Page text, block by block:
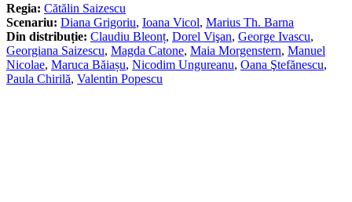
Regia: Cătălin Saizescu
Scenariu: Diana Grigoriu, Ioana Vicol, Marius Th. Barna
Din distribuție: Claudiu Bleonț, Dorel Vişan, George Ivascu,
Georgiana Saizescu, Magda Catone, Maia Morgenstern, Manuel
Nicolae, Maruca Băiașu, Nicodim Ungureanu, Oana Ştefănescu,
Paula Chirilă, Valentin Popescu